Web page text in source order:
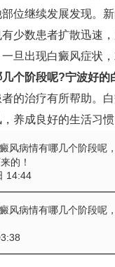
位继续发展发现。
少数患者扩散迅速
旦出现白癜风症状，
个阶段呢?宁波好的
的治疗有所帮助。
养成良好的生活习
风病情有哪几个阶段呢
的！
14:44
风病情有哪几个阶段呢